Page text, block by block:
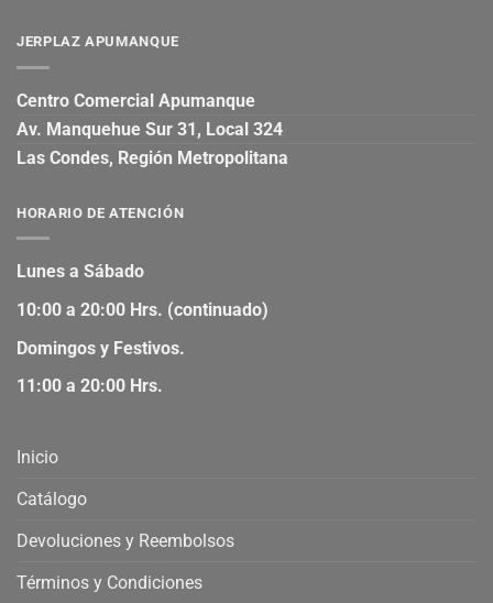
JERPLAZ APUMANQUE
Centro Comercial Apumanque
Av. Manquehue Sur 31, Local 324
Las Condes, Región Metropolitana
HORARIO DE ATENCIÓN
Lunes a Sábado
10:00 a 20:00 Hrs. (continuado)
Domingos y Festivos.
11:00 a 20:00 Hrs.
Inicio
Catálogo
Devoluciones y Reembolsos
Términos y Condiciones